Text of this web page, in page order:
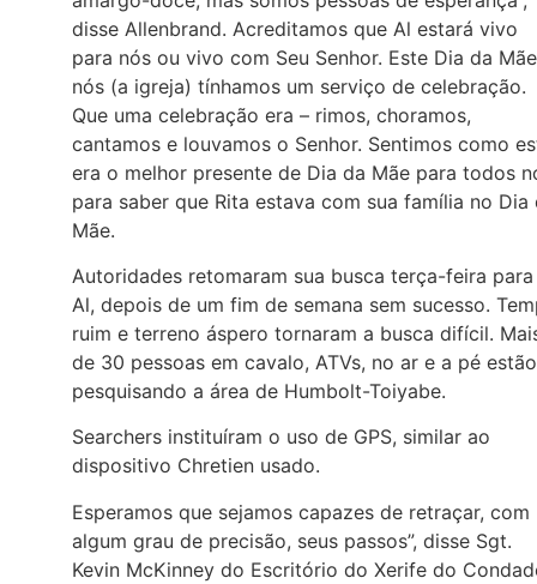
disse Allenbrand. Acreditamos que Al estará vivo
para nós ou vivo com Seu Senhor. Este Dia da Mãe
nós (a igreja) tínhamos um serviço de celebração.
Que uma celebração era – rimos, choramos,
cantamos e louvamos o Senhor. Sentimos como
era o melhor presente de Dia da Mãe para todos
para saber que Rita estava com sua família no Dia
Mãe.
Autoridades retomaram sua busca terça-feira para
Al, depois de um fim de semana sem sucesso.
ruim e terreno áspero tornaram a busca difícil.
de 30 pessoas em cavalo, ATVs, no ar e a pé estão
pesquisando a área de Humbolt-Toiyabe.
Searchers instituíram o uso de GPS, similar ao
dispositivo Chretien usado.
Esperamos que sejamos capazes de retraçar, com
algum grau de precisão, seus passos”, disse Sgt.
Kevin McKinney do Escritório do Xerife do